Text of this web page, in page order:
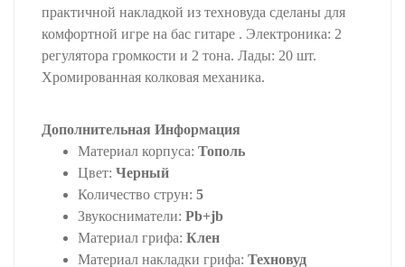
практичной накладкой из техновуда сделаны для
комфортной игре на бас гитаре . Электроника: 2
регулятора громкости и 2 тона. Лады: 20 шт.
Хромированная колковая механика.
Дополнительная Информация
Материал корпуса: Тополь
Цвет: Черный
Количество струн: 5
Звукосниматели: Pb+jb
Материал грифа: Клен
Материал накладки грифа: Техновуд